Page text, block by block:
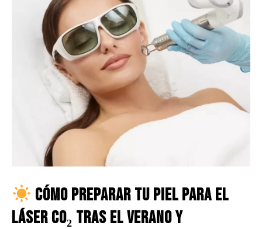
Cómo preparar tu piel para el
láser CO₂ tras el verano y